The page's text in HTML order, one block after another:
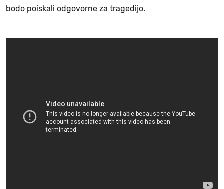
bodo poiskali odgovorne za tragedijo.